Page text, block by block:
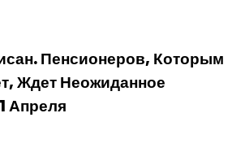
Пенсионеров, Которым
Ждет Неожиданное
Апреля